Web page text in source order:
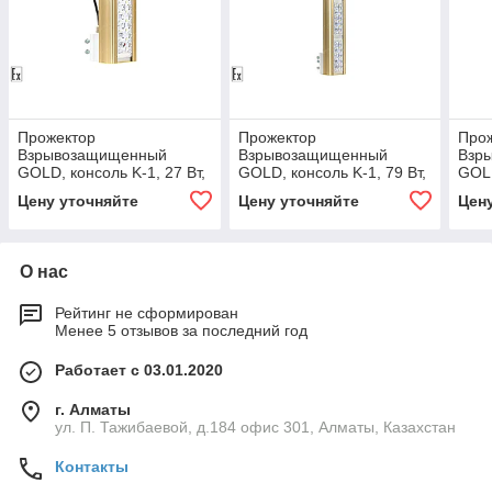
Прожектор
Взрывозащищенный
GOLD, консоль K-1, 27 Вт,
Цену уточняйте
Прожектор
Взрывозащищенный
GOLD, консоль K-1, 79 Вт,
Цену уточняйте
О нас
Рейтинг не сформирован
Менее 5 отзывов за последний год
Работает с 03.01.2020
г. Алматы
ул. П. Тажибаевой, д.184 офис 301, Алматы, Казахстан
Контакты